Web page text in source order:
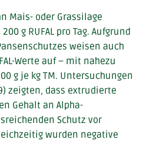
Mais- oder Grassilage
g RUFAL pro Tag. Aufgrund
weisen auch
Werte auf – mit nahezu
g je kg TM. Untersuchungen
zeigten, dass extrudierte
Gehalt an Alpha-
Schutz vor
wurden negative